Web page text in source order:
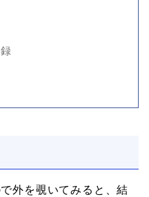
外を覗いてみると、結